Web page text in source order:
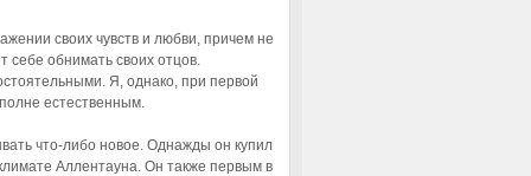
своих чувств и любви, причем не
себе обнимать своих отцов.
Я, однако, при первой
естественным.
что-либо новое. Однажды он купил
Аллентауна. Он также первым в